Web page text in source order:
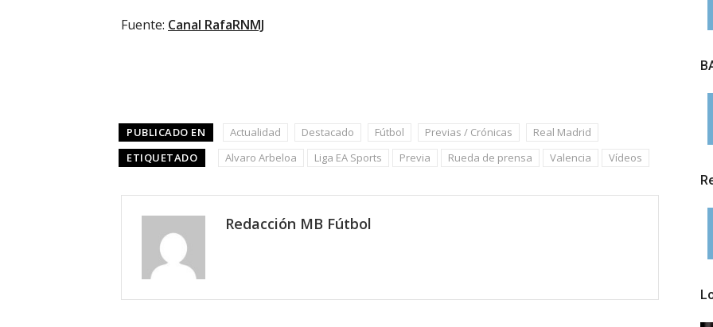
Fuente: Canal RafaRNMJ
PUBLICADO EN Actualidad Destacado Fútbol Previas / Crónicas
Real Madrid
ETIQUETADO
Alvaro Arbeloa Liga EA Sports Previa Rueda de prensa Valencia Vídeos
Redacción MB Fútbol